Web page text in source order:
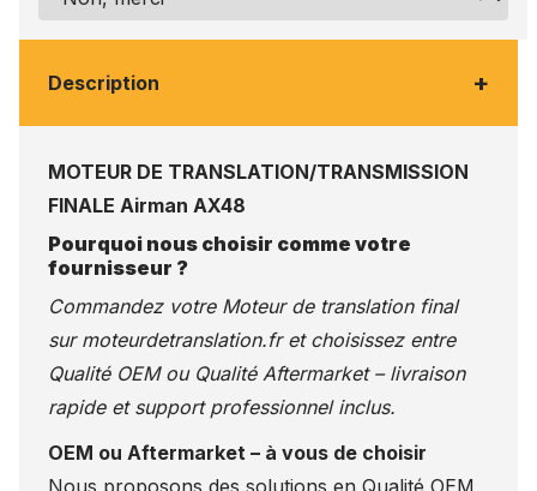
Description +
MOTEUR DE TRANSLATION/TRANSMISSION
FINALE Airman AX48
Pourquoi nous choisir comme votre
fournisseur ?
Commandez votre Moteur de translation final
sur moteurdetranslation.fret choisissez entre
Qualité OEM ou Qualité Aftermarket – livraison
rapide et support professionnel inclus.
OEM ou Aftermarket – à vous de choisir